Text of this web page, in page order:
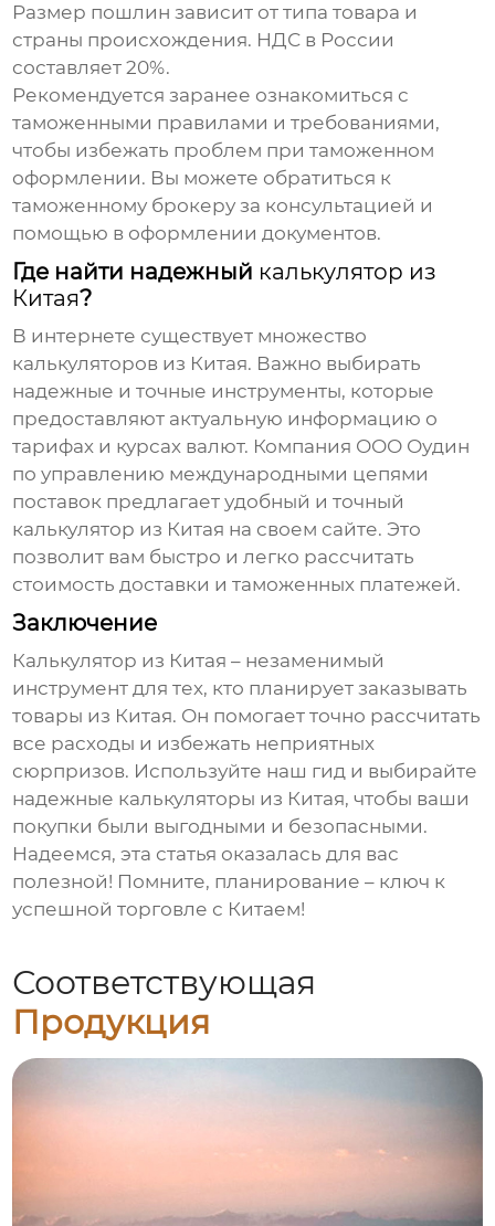
Размер пошлин зависит от типа товара и
страны происхождения. НДС в России
составляет 20%.
Рекомендуется заранее ознакомиться с
таможенными правилами и требованиями,
чтобы избежать проблем при таможенном
оформлении. Вы можете обратиться к
таможенному брокеру за консультацией и
помощью в оформлении документов.
Где найти надежный калькулятор из
Китая?
В интернете существует множество
калькуляторов из Китая. Важно выбирать
надежные и точные инструменты, которые
предоставляют актуальную информацию о
тарифах и курсах валют. Компания ООО Оудин
по управлению международными цепями
поставок предлагает удобный и точный
калькулятор из Китая на своем сайте. Это
позволит вам быстро и легко рассчитать
стоимость доставки и таможенных платежей.
Заключение
Калькулятор из Китая – незаменимый
инструмент для тех, кто планирует заказывать
товары из Китая. Он помогает точно рассчитать
все расходы и избежать неприятных
сюрпризов. Используйте наш гид и выбирайте
надежные калькуляторы из Китая, чтобы ваши
покупки были выгодными и безопасными.
Надеемся, эта статья оказалась для вас
полезной! Помните, планирование – ключ к
успешной торговле с Китаем!
Соответствующая
Продукция